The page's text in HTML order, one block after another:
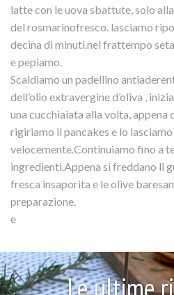
latte con le uova sbattute, solo
del rosmarinofresco. lasciamo
decina di minuti.nel frattempo
e pepiamo.
Scaldiamo un padellino
dell’olio extravergine d’oliva ,
una cucchiaiata alla volta, appena
rigiriamo il pancakes e lo
velocemente.Continuiamo fino a
ingredienti.Appena si freddano li
fresca insaporita e le olive
preparazione.
e